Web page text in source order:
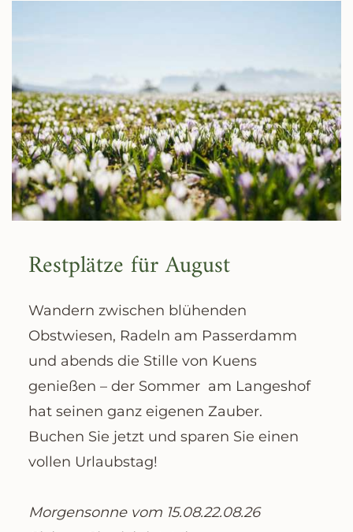
Restplätze für August
Wandern zwischen blühenden
Obstwiesen, Radeln am Passerdamm
und abends die Stille von Kuens
genießen – der Sommer am Langeshof
hat seinen ganz eigenen Zauber.
Buchen Sie jetzt und sparen Sie einen
vollen Urlaubstag!
Morgensonne vom 15.08.22.08.26